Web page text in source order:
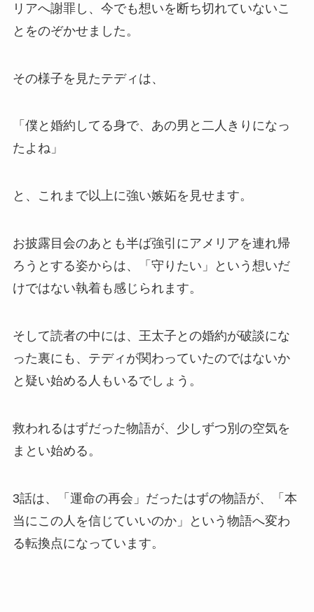
リアへ謝罪し、今でも想いを断ち切れていないこ
とをのぞかせました。
その様子を見たテディは、
「僕と婚約してる身で、あの男と二人きりになっ
たよね」
と、これまで以上に強い嫉妬を見せます。
お披露目会のあとも半ば強引にアメリアを連れ帰
ろうとする姿からは、「守りたい」という想いだ
けではない執着も感じられます。
そして読者の中には、王太子との婚約が破談にな
った裏にも、テディが関わっていたのではないか
と疑い始める人もいるでしょう。
救われるはずだった物語が、少しずつ別の空気を
まとい始める。
3話は、「運命の再会」だったはずの物語が、「本
当にこの人を信じていいのか」という物語へ変わ
る転換点になっています。